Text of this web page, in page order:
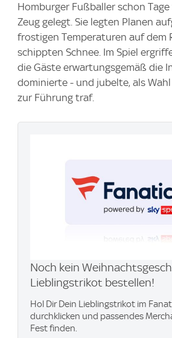
Homburger Fußballer schon
Zeug gelegt. Sie legten Planen
frostigen Temperaturen auf dem
schippten Schnee. Im Spiel
die Gäste erwartungsgemäß die
dominierte - und jubelte, als
zur Führung traf.
Noch kein
Lieblingstrikot bestellen!
Hol Dir Dein Lieblingstrikot im
durchklicken und passendes
Fest finden.